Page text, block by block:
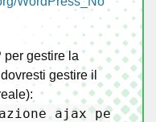
per gestire la
gestire il
ajax per